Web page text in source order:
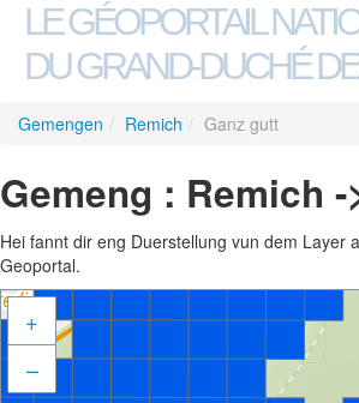
LE GÉOPORTAIL
DU GRAND-DUCHÉ
Gemengen / Remich / Ganz gutt
Gemeng : Remich
Hei fannt dir eng Duerstellung vun dem Layer
Geoportal.
+
–